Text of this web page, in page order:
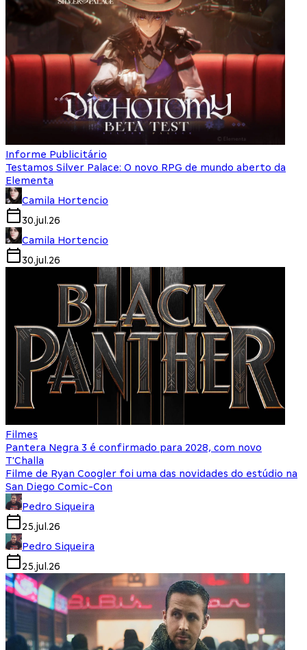
Informe Publicitário
Testamos Silver Palace: O novo RPG de mundo aberto da
Elementa
Camila Hortencio
30.jul.26
Camila Hortencio
30.jul.26
Filmes
Pantera Negra 3 é confirmado para 2028, com novo
T'Challa
Filme de Ryan Coogler foi uma das novidades do estúdio na
San Diego Comic-Con
Pedro Siqueira
25.jul.26
Pedro Siqueira
25.jul.26